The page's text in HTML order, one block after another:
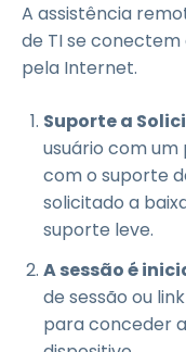
A assistência
de TI se conectem
pela Internet.
Suporte a
usuário com
com o suporte
solicitado a
suporte leve.
A sessão é
de sessão ou
para conceder